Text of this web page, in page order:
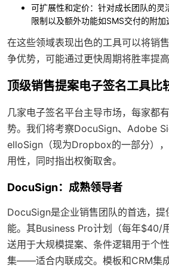
可扩展性和定价：针对成长团队的灵
限制以及额外功能如SMS交付的附加
在这些领域表现出色的工具可以将销
争优势，可能通过更快周期将胜率提
顶级销售提案电子签名工具比
几家电子签名平台主导市场，每家都
势。我们将考察DocuSign、Adobe
elloSign（现为Dropbox的一部分）
用性，同时指出权衡取舍。
DocuSign：成熟领导者
DocuSign是企业销售团队的首选，提
能。其Business Pro计划（每年$40/
送用于大规模提案、条件逻辑用于个
集——适合内联成交。模板和CRM集